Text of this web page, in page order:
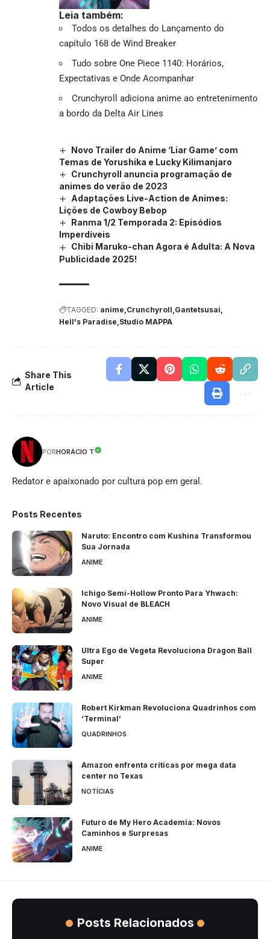
Leia também:
Todos os detalhes do Lançamento do
capítulo 168 de Wind Breaker
Tudo sobre One Piece 1140: Horários,
Expectativas e Onde Acompanhar
Crunchyroll adiciona anime ao entretenimento
a bordo da Delta Air Lines
Novo Trailer do Anime ‘Liar Game’ com
Temas de Yorushika e Lucky Kilimanjaro
Crunchyroll anuncia programação de
animes do verão de 2023
Adaptações Live-Action de Animes:
Lições de Cowboy Bebop
Ranma 1/2 Temporada 2: Episódios
Imperdíveis
Chibi Maruko-chan Agora é Adulta: A Nova
Publicidade 2025!
TAGGED: anime Crunchyroll Gantetsusai
Hell's Paradise Studio MAPPA
Share This
Article
PORHORÁCIO T
Redator e apaixonado por cultura pop em geral.
Posts Recentes
Naruto: Encontro com Kushina Transformou
Sua Jornada
ANIME
Ichigo Semi-Hollow Pronto Para Yhwach:
Novo Visual de BLEACH
ANIME
Ultra Ego de Vegeta Revoluciona Dragon Ball
Super
ANIME
Robert Kirkman Revoluciona Quadrinhos com
‘Terminal’
QUADRINHOS
Amazon enfrenta críticas por mega data
center no Texas
NOTÍCIAS
Futuro de My Hero Academia: Novos
Caminhos e Surpresas
ANIME
Posts Relacionados